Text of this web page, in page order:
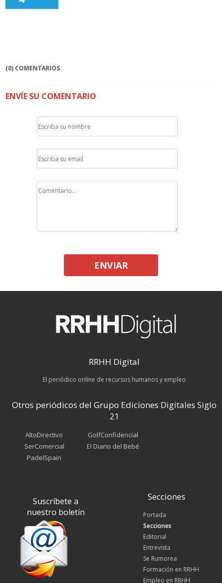
(0) COMENTARIOS
ENVÍE SU COMENTARIO
ENVIAR
RRHH Digital
El periódico online de recursos humanos y empleo
Otros periódicos del Grupo Ediciones Digitales Siglo
21
AltoDirectivo
SerComercial
PadelSpain
GolfConfidencial
El Diario del Bebé
Suscríbete a
nuestro boletín
Secciones
Portada
Secciones
Editorial
Entrevista
Se Rumorea
Formación en RRHH
Empleo en RRHH